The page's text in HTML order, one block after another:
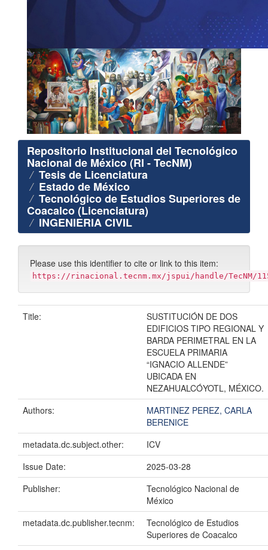
Repositorio Institucional del Tecnológico
Nacional de México (RI - TecNM)
Tesis de Licenciatura
Estado de México
Tecnológico de Estudios Superiores de
Coacalco (Licenciatura)
INGENIERIA CIVIL
Please use this identifier to cite or link to this item:
https://rinacional.tecnm.mx/jspui/handle/TecNM/
Title:
SUSTITUCIÓN DE DOS
EDIFICIOS TIPO REGIONAL Y
BARDA PERIMETRAL EN LA
ESCUELA PRIMARIA
“IGNACIO ALLENDE”
UBICADA EN
NEZAHUALCÓYOTL, MÉXICO.
Authors:
MARTINEZ PEREZ, CARLA
BERENICE
metadata.dc.subject.other:
ICV
Issue Date:
2025-03-28
Publisher:
Tecnológico Nacional de
México
metadata.dc.publisher.tecnm:
Tecnológico de Estudios
Superiores de Coacalco